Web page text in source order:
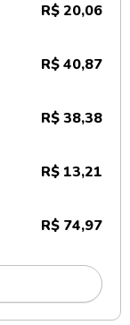
R$ 20,06
R$ 40,87
R$ 38,38
R$ 13,21
R$ 74,97